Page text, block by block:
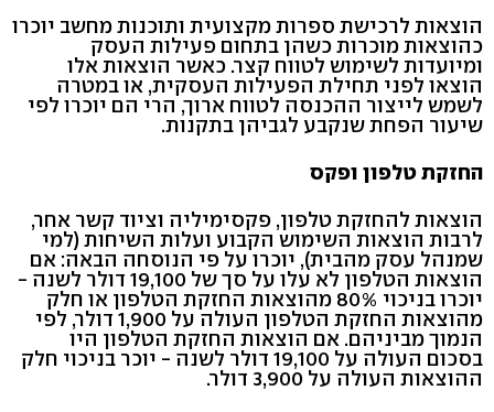
הוצאות לרכישת ספרות מקצועית ותוכנות מחשב יוכרו
כהוצאות מוכרות כשהן בתחום פעילות העסק
ומיועדות לשימוש לטווח קצר. כאשר הוצאות אלו
הוצאו לפני תחילת הפעילות העסקית, או במטרה
לשמש לייצור ההכנסה לטווח ארוך, הרי הם יוכרו לפי
שיעור הפחת שנקבע לגביהן בתקנות.
החזקת טלפון ופקס
הוצאות להחזקת טלפון, פקסימיליה וציוד קשר אחר,
לרבות הוצאות השימוש הקבוע ועלות השיחות (למי
שמנהל עסק מהבית), יוכרו על פי הנוסחה הבאה: אם
הוצאות הטלפון לא עלו על סך של 19,100 דולר לשנה -
יוכרו בניכוי 80% מהוצאות החזקת הטלפון או חלק
מהוצאות החזקת הטלפון העולה על 1,900 דולר, לפי
הנמוך מביניהם. אם הוצאות החזקת הטלפון היו
בסכום העולה על 19,100 דולר לשנה - יוכר בניכוי חלק
ההוצאות העולה על 3,900 דולר.